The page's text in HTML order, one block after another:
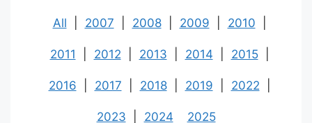
All 2007 2008 2009 2010
2011 2012 2013 2014 2015
2016 2017 2018 2019 2022
2023 2024 2025